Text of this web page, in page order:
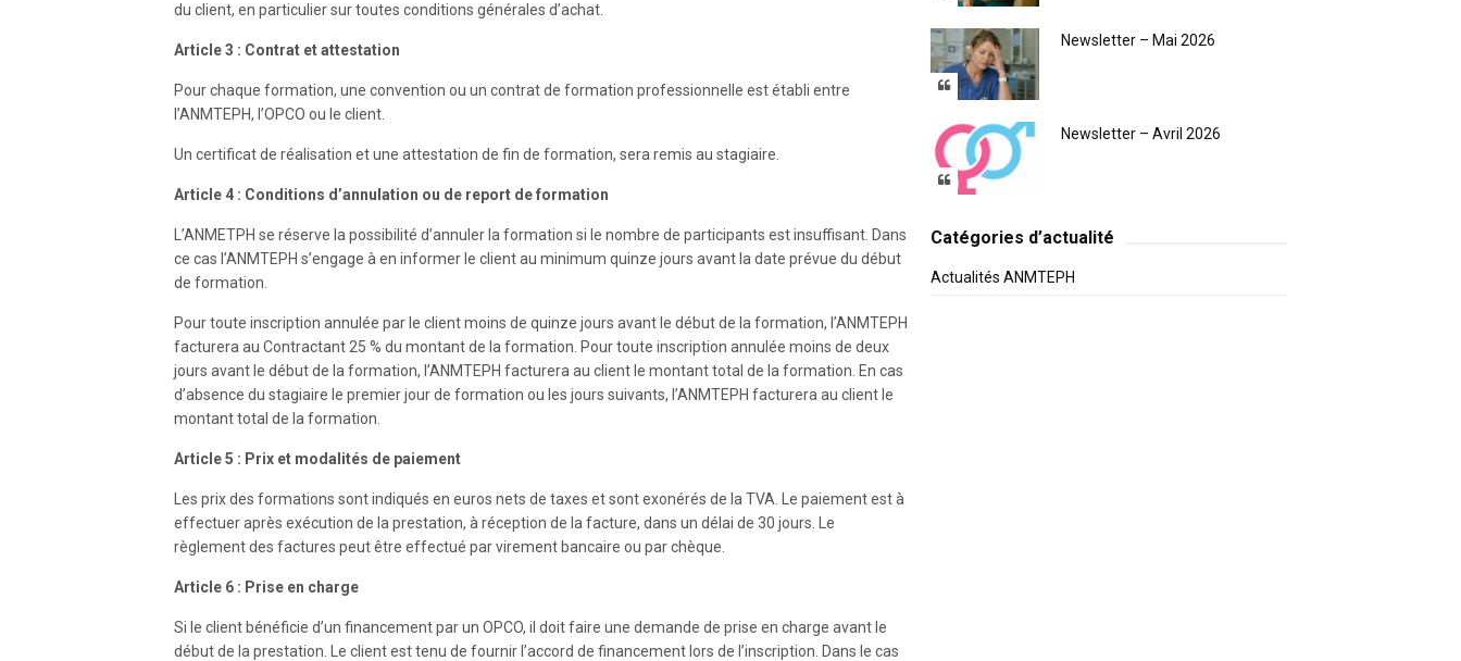
du client, en particulier sur toutes conditions générales d’achat.
Article 3 : Contrat et attestation
Pour chaque formation, une convention ou un contrat de formation professionnelle est établi entre
l’ANMTEPH, l’OPCO ou le client.
Un certificat de réalisation et une attestation de fin de formation, sera remis au stagiaire.
Article 4 : Conditions d’annulation ou de report de formation
L’ANMETPH se réserve la possibilité d’annuler la formation si le nombre de participants est insuffisant. Dans
ce cas l’ANMTEPH s’engage à en informer le client au minimum quinze jours avant la date prévue du début
de formation.
Pour toute inscription annulée par le client moins de quinze jours avant le début de la formation, l’ANMTEPH
facturera au Contractant 25 % du montant de la formation. Pour toute inscription annulée moins de deux
jours avant le début de la formation, l’ANMTEPH facturera au client le montant total de la formation. En cas
d’absence du stagiaire le premier jour de formation ou les jours suivants, l’ANMTEPH facturera au client le
montant total de la formation.
Article 5 : Prix et modalités de paiement
Les prix des formations sont indiqués en euros nets de taxes et sont exonérés de la TVA. Le paiement est à
effectuer après exécution de la prestation, à réception de la facture, dans un délai de 30 jours. Le
règlement des factures peut être effectué par virement bancaire ou par chèque.
Article 6 : Prise en charge
Si le client bénéficie d’un financement par un OPCO, il doit faire une demande de prise en charge avant le
début de la prestation. Le client est tenu de fournir l’accord de financement lors de l’inscription. Dans le cas
Newsletter – Mai 2026
Newsletter – Avril 2026
Catégories d’actualité
Actualités ANMTEPH